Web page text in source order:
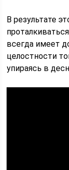
В результате
всегда имеет
целостности
упираясь в